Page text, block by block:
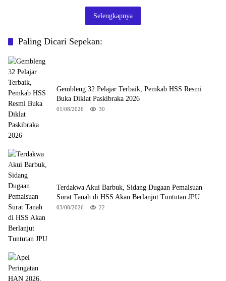
Selengkapnya
Paling Dicari Sepekan:
Gembleng 32 Pelajar Terbaik, Pemkab HSS Resmi
Buka Diklat Paskibraka 2026
01/08/2026 30
Terdakwa Akui Barbuk, Sidang Dugaan Pemalsuan
Surat Tanah di HSS Akan Berlanjut Tuntutan JPU
03/08/2026 22